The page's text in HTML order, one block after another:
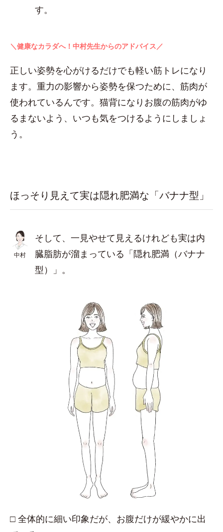
す。
＼健康なカラダへ！中村先生からのアドバイス／
正しい姿勢を心がけるだけでも軽い筋トレになり
ます。重力の影響から姿勢を保つために、筋肉が
使われているんです。猫背になりお腹の筋肉がゆ
るまないよう、いつも気をつけるようにしましょ
う。
ほっそり見えて実は隠れ肥満な「バナナ型」
中村
そして、一見やせて見えるけれども実は内
臓脂肪が溜まっている「隠れ肥満（バナナ
型）」。
□ 全体的に細い印象だが、お腹だけが緩やかに出